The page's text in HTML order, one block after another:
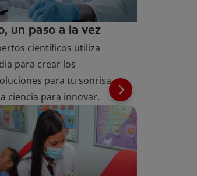
un paso a la vez
científicos utiliza
para crear los
para tu sonrisa.
ciencia para innovar.